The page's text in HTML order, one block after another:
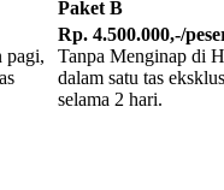
Paket B
pagi,
Rp. 4.500.000,-/
Tanpa Menginap di
dalam satu tas
selama 2 hari.